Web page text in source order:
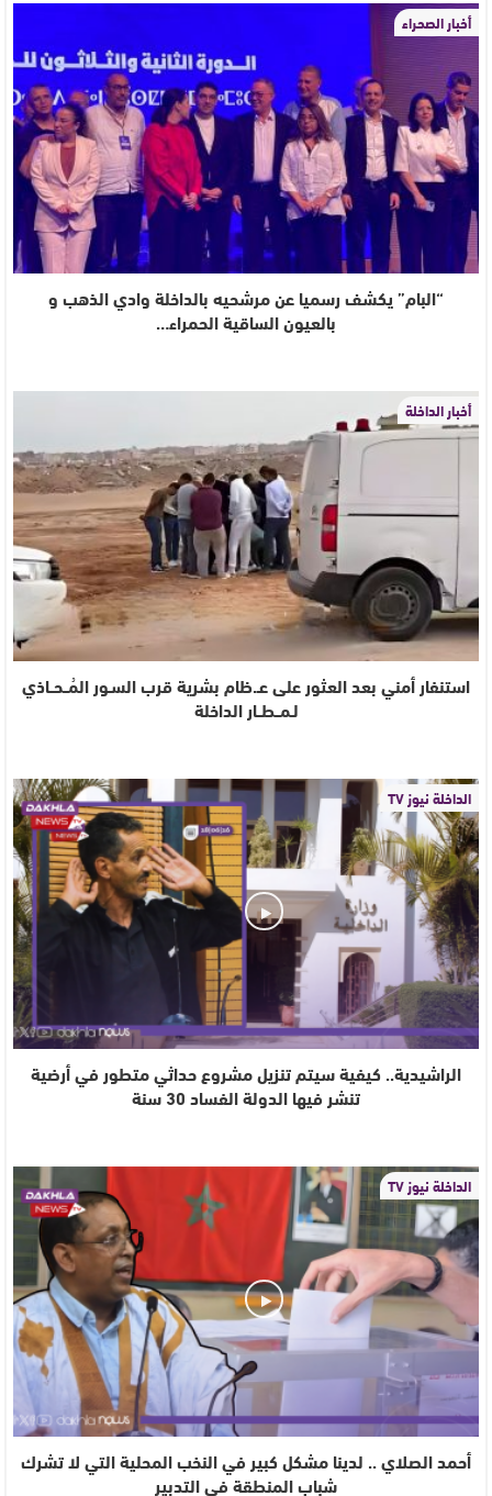
أخبار الصحراء
“البام” يكشف رسميا عن مرشحيه بالداخلة وادي الذهب و
بالعيون الساقية الحمراء…
أخبار الداخلة
استنفار أمني بعد العثور على عـ.ظام بشرية قرب السـور المُــحــاذي
لـمــطــار الداخلة
الداخلة نيوز TV
الراشيدية.. كيفية سيتم تنزيل مشروع حداثي متطور في أرضية
تنشر فيها الدولة الفساد 30 سنة
الداخلة نيوز TV
أحمد الصلاي .. لدينا مشكل كبير في النخب المحلية التي لا تشرك
شباب المنطقة في التدبير